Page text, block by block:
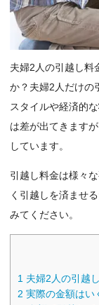
夫婦2人の引越し料
か？夫婦2人だけの
スタイルや経済的
は差が出てきます
しています。
引越し料金は様々
く引越しを済ませ
みてください。
1 夫婦2人の引越
2 実際の金額はい